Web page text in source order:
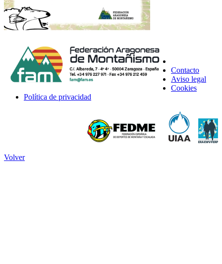
Contacto
Aviso legal
Cookies
Política de privacidad
Volver